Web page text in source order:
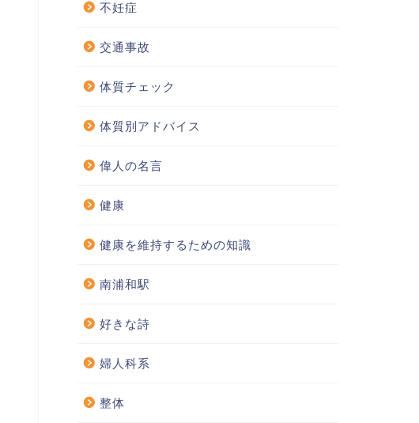
不妊症
交通事故
体質チェック
体質別アドバイス
偉人の名言
健康
健康を維持するための知識
南浦和駅
好きな詩
婦人科系
整体